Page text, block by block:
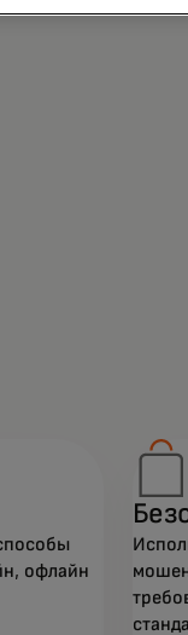
офлайн